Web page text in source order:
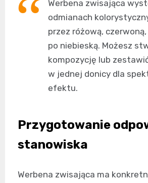
Werbena zwisająca
odmianach
przez różową,
po niebieską. Możesz
kompozycję lub
w jednej donicy dla
efektu.
Przygotowanie
stanowiska
Werbena zwisająca ma